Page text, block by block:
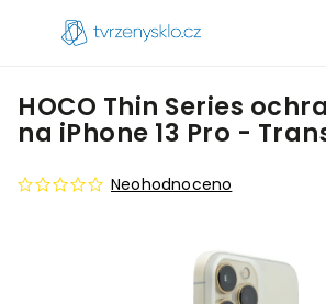
HOCO Thin Series
na iPhone 13 Pro -
Neohodnoceno